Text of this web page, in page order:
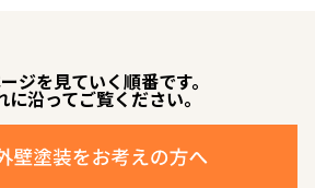
ジを見ていく順番です。
に沿ってご覧ください。